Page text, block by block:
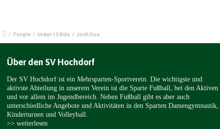
/ People / Under 12 Kids / Josh Doe
Über den SV Hochdorf
Der SV Hochdorf ist ein Mehrsparten-Sportverein. Die wichtigste und
aktivste Abteilung in unserem Verein ist die Sparte Fußball, bei den Aktiven
und vor allem im Jugendbereich. Neben Fußball gibt es aber auch
unterschiedliche Angebote und Aktivitäten in den Sparten Damengymnastik,
Kinderturnen und Volleyball.
>> weiterlesen